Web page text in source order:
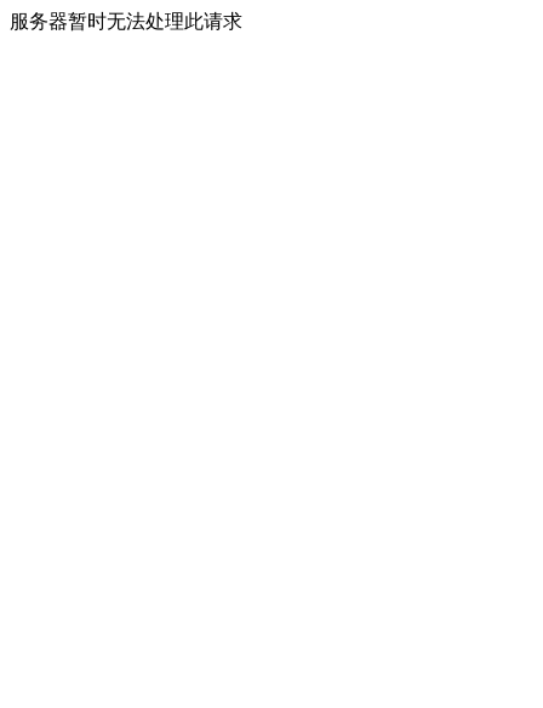
服务器暂时无法处理此请求